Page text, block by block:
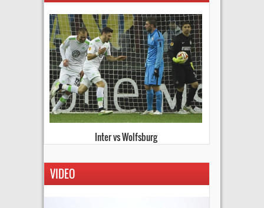
Kiev vs Everton
VIDEO